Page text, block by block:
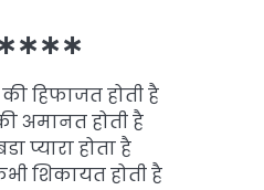
हिफाजत होती है
अमानत होती है
प्यारा होता है
शिकायत होती है